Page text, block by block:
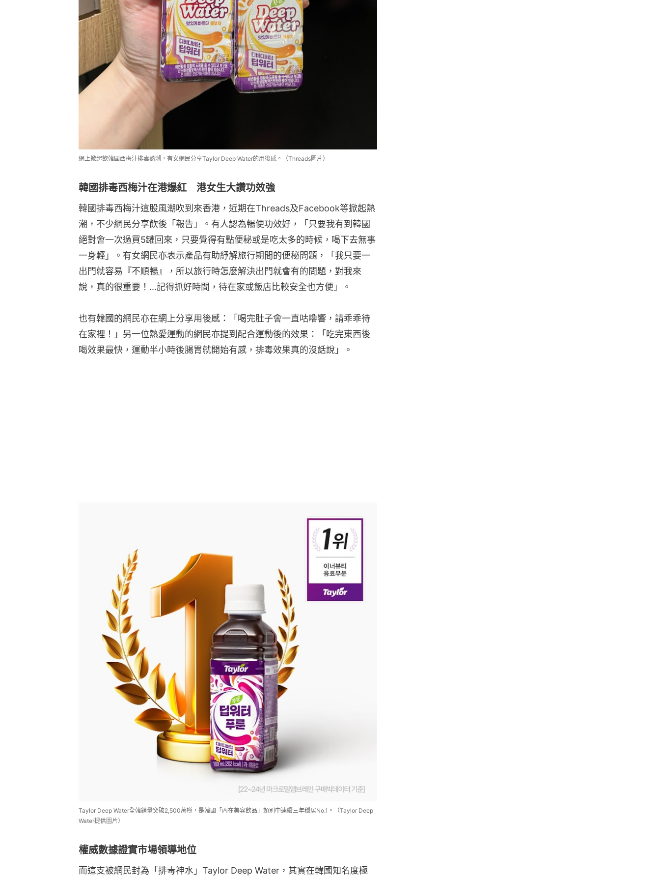
網上掀起飲韓國西梅汁排毒熱潮，有女網民分享Taylor Deep Water的用後感。（Threads圖片）
韓國排毒西梅汁在港爆紅 港女生大讚功效強
韓國排毒西梅汁這股風潮吹到來香港，近期在Threads及Facebook等掀起熱
潮，不少網民分享飲後「報告」。有人認為暢便功效好，「只要我有到韓國
絕對會一次過買5罐回來，只要覺得有點便秘或是吃太多的時候，喝下去無事
一身輕」。有女網民亦表示產品有助紓解旅行期間的便秘問題，「我只要一
出門就容易『不順暢』，所以旅行時怎麼解決出門就會有的問題，對我來
說，真的很重要！...記得抓好時間，待在家或飯店比較安全也方便」。
也有韓國的網民亦在網上分享用後感：「喝完肚子會一直咕嚕響，請乖乖待
在家裡！」另一位熱愛運動的網民亦提到配合運動後的效果：「吃完東西後
喝效果最快，運動半小時後腸胃就開始有感，排毒效果真的沒話說」。
Taylor Deep Water全韓銷量突破2,500萬樽，是韓國「內在美容飲品」類別中連續三年穩居No.1。（Taylor Deep
Water提供圖片）
權威數據證實市場領導地位
而這支被網民封為「排毒神水」Taylor Deep Water，其實在韓國知名度極